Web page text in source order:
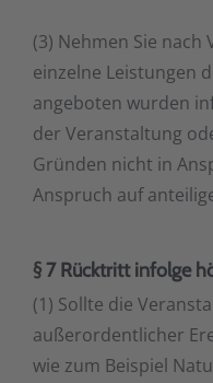
(3) Nehmen Sie
einzelne Leistungen
angeboten wurden
der Veranstaltung
Gründen nicht in
Anspruch auf
§ 7 Rücktritt infolge
(1) Sollte die
außerordentlicher
wie zum Beispiel